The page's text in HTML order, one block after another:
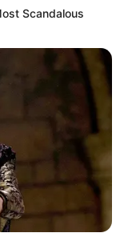
Scandalous